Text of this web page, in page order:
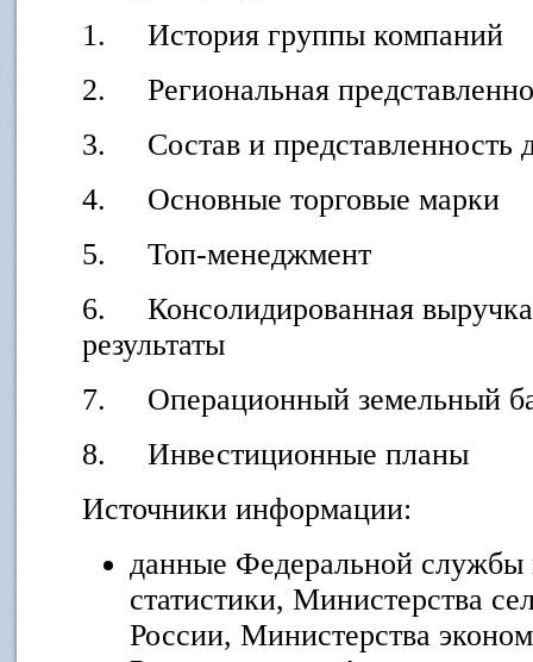
1. История группы компаний
2. Региональная
3. Состав и представленность
4. Основные торговые марки
5. Топ-менеджмент
6. Консолидированная
результаты
7. Операционный земельный
8. Инвестиционные планы
Источники информации:
данные Федеральной службы
статистики, Министерства
России, Министерства